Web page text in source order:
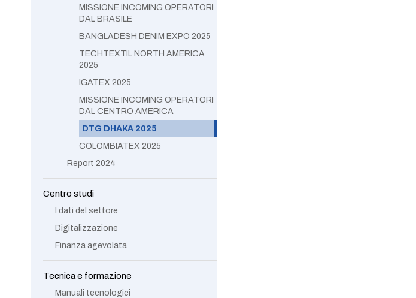
MISSIONE INCOMING OPERATORI
DAL BRASILE
BANGLADESH DENIM EXPO 2025
TECHTEXTIL NORTH AMERICA
2025
IGATEX 2025
MISSIONE INCOMING OPERATORI
DAL CENTRO AMERICA
DTG DHAKA 2025
COLOMBIATEX 2025
Report 2024
Centro studi
I dati del settore
Digitalizzazione
Finanza agevolata
Tecnica e formazione
Manuali tecnologici